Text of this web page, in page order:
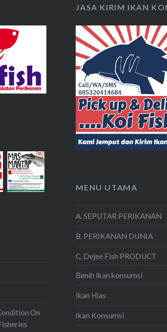
JASA KIRIM IKAN KOI
MENU UTAMA
A. SEPUTAR PERIKANAN
B. PERIKANAN DUNIA
C. Dejee Fish PRODUCT
Benih Ikan konsumsi
Ikan Hias
Ikan Konsumsi
On